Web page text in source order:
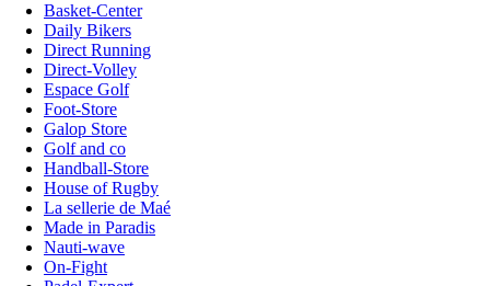
Basket-Center
Daily Bikers
Direct Running
Direct-Volley
Espace Golf
Foot-Store
Galop Store
Golf and co
Handball-Store
House of Rugby
La sellerie de Maé
Made in Paradis
Nauti-wave
On-Fight